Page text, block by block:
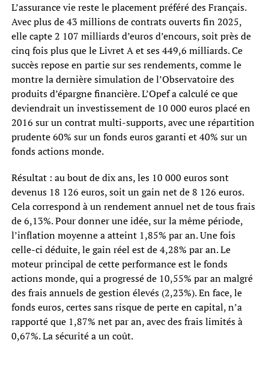
L’assurance vie reste le placement préféré des Français.
Avec plus de 43 millions de contrats ouverts fin 2025,
elle capte 2 107 milliards d’euros d’encours, soit près de
cinq fois plus que le Livret A et ses 449,6 milliards. Ce
succès repose en partie sur ses rendements, comme le
montre la dernière simulation de l’Observatoire des
produits d’épargne financière. L’Opef a calculé ce que
deviendrait un investissement de 10 000 euros placé en
2016 sur un contrat multi-supports, avec une répartition
prudente 60% sur un fonds euros garanti et 40% sur un
fonds actions monde.
Résultat : au bout de dix ans, les 10 000 euros sont
devenus 18 126 euros, soit un gain net de 8 126 euros.
Cela correspond à un rendement annuel net de tous frais
de 6,13%. Pour donner une idée, sur la même période,
l’inflation moyenne a atteint 1,85% par an. Une fois
celle-ci déduite, le gain réel est de 4,28% par an. Le
moteur principal de cette performance est le fonds
actions monde, qui a progressé de 10,55% par an malgré
des frais annuels de gestion élevés (2,23%). En face, le
fonds euros, certes sans risque de perte en capital, n’a
rapporté que 1,87% net par an, avec des frais limités à
0,67%. La sécurité a un coût.